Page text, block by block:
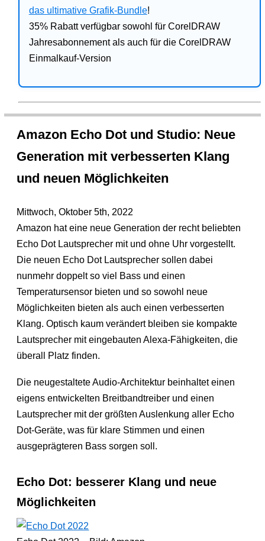
das ultimative Grafik-Bundle!
35% Rabatt verfügbar sowohl für CorelDRAW
Jahresabonnement als auch für die CorelDRAW
Einmalkauf-Version
Amazon Echo Dot und Studio: Neue
Generation mit verbesserten Klang
und neuen Möglichkeiten
Mittwoch, Oktober 5th, 2022
Amazon hat eine neue Generation der recht beliebten
Echo Dot Lautsprecher mit und ohne Uhr vorgestellt.
Die neuen Echo Dot Lautsprecher sollen dabei
nunmehr doppelt so viel Bass und einen
Temperatursensor bieten und so sowohl neue
Möglichkeiten bieten als auch einen verbesserten
Klang. Optisch kaum verändert bleiben sie kompakte
Lautsprecher mit eingebauten Alexa-Fähigkeiten, die
überall Platz finden.
Die neugestaltete Audio-Architektur beinhaltet einen
eigens entwickelten Breitbandtreiber und einen
Lautsprecher mit der größten Auslenkung aller Echo
Dot-Geräte, was für klare Stimmen und einen
ausgeprägteren Bass sorgen soll.
Echo Dot: besserer Klang und neue
Möglichkeiten